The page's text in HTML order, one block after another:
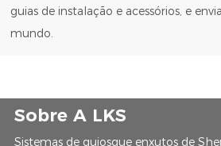
guias de instalação e acessórios, e
mundo.
Sobre A LKS
Sistemas de quiosque enxutos de